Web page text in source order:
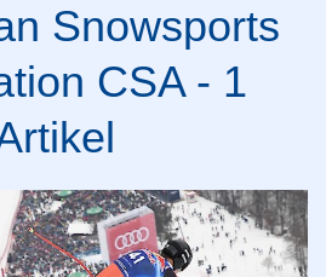
Snowsports
CSA - 1